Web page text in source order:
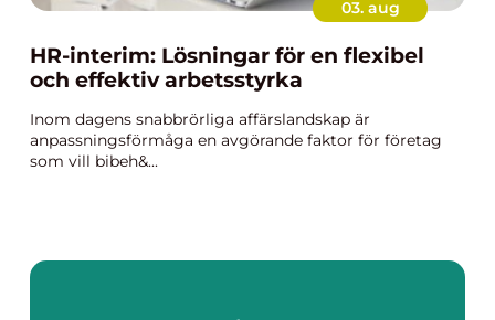
03. aug
HR-interim: Lösningar för en flexibel
och effektiv arbetsstyrka
Inom dagens snabbrörliga affärslandskap är
anpassningsförmåga en avgörande faktor för företag
som vill bibeh&...